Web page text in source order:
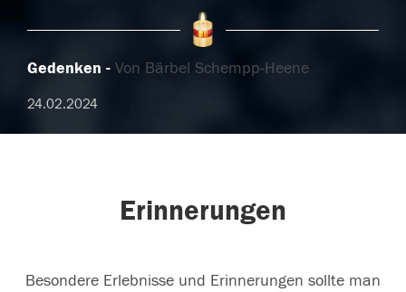
Gedenken Von Bärbel Schempp-Heene
24.02.2024
Erinnerungen
Besondere Erlebnisse und Erinnerungen sollte man